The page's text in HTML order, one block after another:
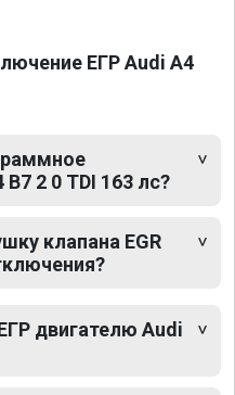
ЕГР Audi A4
2 0 TDI 163 лс?
клапана EGR
двигателю Audi